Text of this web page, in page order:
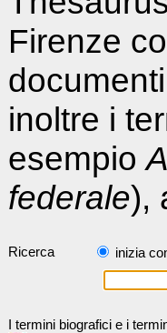
Firenze
inoltre i
esempio
federale),
Ricerca inizia
I termini biografici e i